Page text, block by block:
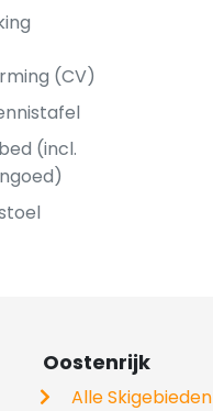
(CV)
(incl.
Oostenrijk
Alle Skigebieden